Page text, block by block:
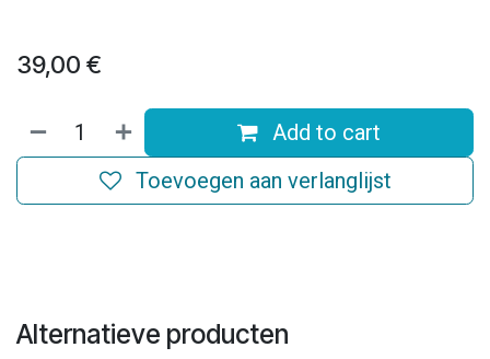
39,00 €
Add to cart
Toevoegen aan verlanglijst
Alternatieve producten